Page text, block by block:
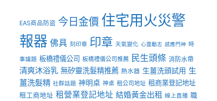
EAS商品防盜 今日金價 住宅用火災警
報器 佛具 刻印章 印章 天氣變化 心靈勵志 感應門神 時
事議題 板橋禮儀公司 板橋禮儀公司推薦 民生頭條 消防水帶
清爽沐浴乳 無矽靈洗髮精推薦 熱水器 生薑洗頭試用 生
薑洗髮精 社群話題 神明桌 神桌 租公司地址 租商業登記地址
租工商地址 租營業登記地址 結婚黃金出租 線上直播 職